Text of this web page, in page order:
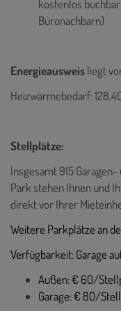
kostenlos
Büronachbarn)
Energieausweisliegt
Heizwärmebedarf:
Stellplätze:
Insgesamt 915
Park stehen Ihnen und
direkt vor Ihrer
Weitere Parkplätze an
Verfügbarkeit: Garage
Außen: € 60/
Garage: € 80/